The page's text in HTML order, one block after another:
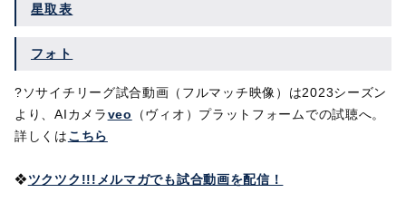
星取表
フォト
?ソサイチリーグ試合動画（フルマッチ映像）は2023シーズン
より、AIカメラveo
（ヴィオ）プラットフォームでの試聴へ。
詳しくはこちら
❖ツクツク!!!メルマガでも試合動画を配信！